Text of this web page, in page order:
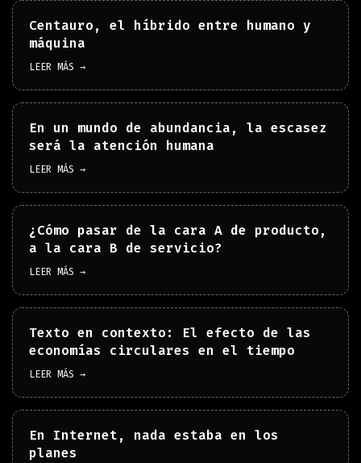
Centauro, el híbrido entre humano y
máquina
LEER MÁS →
En un mundo de abundancia, la escasez
será la atención humana
LEER MÁS →
¿Cómo pasar de la cara A de producto,
a la cara B de servicio?
LEER MÁS →
Texto en contexto: El efecto de las
economías circulares en el tiempo
LEER MÁS →
En Internet, nada estaba en los
planes